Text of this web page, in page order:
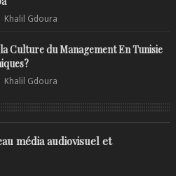
Khalil Gdoura
Culture du Management En Tunisie
Khalil Gdoura
média audiovisuel et